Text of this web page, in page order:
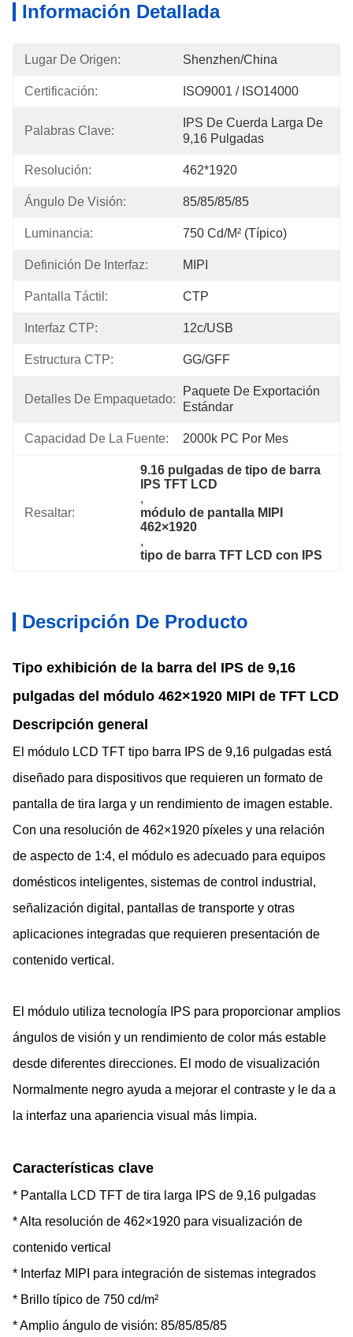
Información Detallada
Lugar De Origen: Shenzhen/China
Certificación: ISO9001 / ISO14000
Palabras Clave:
IPS De Cuerda Larga De
9,16 Pulgadas
Resolución: 462*1920
Ángulo De Visión: 85/85/85/85
Luminancia: 750 Cd/m² (típico)
Definición De Interfaz: MIPI
Pantalla Táctil: CTP
Interfaz CTP: 12c/USB
Estructura CTP: GG/GFF
Detalles De Empaquetado:
Paquete De Exportación
Estándar
Capacidad De La Fuente: 2000k PC Por Mes
Resaltar:
9.16 pulgadas de tipo de barra
IPS TFT LCD
,
módulo de pantalla MIPI
462×1920
,
tipo de barra TFT LCD con IPS
Descripción De Producto
Tipo exhibición de la barra del IPS de 9,16
pulgadas del módulo 462×1920 MIPI de TFT LCD
Descripción general
El módulo LCD TFT tipo barra IPS de 9,16 pulgadas está
diseñado para dispositivos que requieren un formato de
pantalla de tira larga y un rendimiento de imagen estable.
Con una resolución de 462×1920 píxeles y una relación
de aspecto de 1:4, el módulo es adecuado para equipos
domésticos inteligentes, sistemas de control industrial,
señalización digital, pantallas de transporte y otras
aplicaciones integradas que requieren presentación de
contenido vertical.
El módulo utiliza tecnología IPS para proporcionar amplios
ángulos de visión y un rendimiento de color más estable
desde diferentes direcciones. El modo de visualización
Normalmente negro ayuda a mejorar el contraste y le da a
la interfaz una apariencia visual más limpia.
Características clave
* Pantalla LCD TFT de tira larga IPS de 9,16 pulgadas
* Alta resolución de 462×1920 para visualización de
contenido vertical
* Interfaz MIPI para integración de sistemas integrados
* Brillo típico de 750 cd/m²
* Amplio ángulo de visión: 85/85/85/85